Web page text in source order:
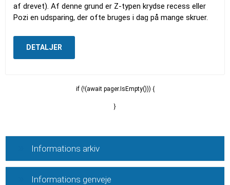
af drevet). Af denne grund er Z-typen krydse recess eller
Pozi en udsparing, der ofte bruges i dag på mange skruer.
DETALJER
if (!(await pager.IsEmpty())) {
}
Informations arkiv
Informations genveje